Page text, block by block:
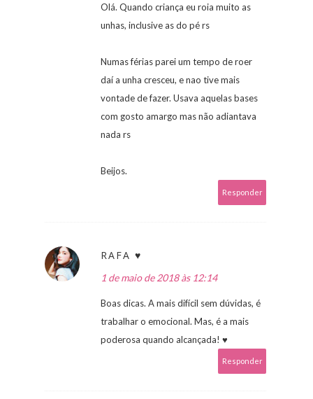
Olá. Quando criança eu roia muito as
unhas, inclusive as do pé rs
Numas férias parei um tempo de roer
daí a unha cresceu, e nao tive mais
vontade de fazer. Usava aquelas bases
com gosto amargo mas não adiantava
nada rs
Beijos.
Responder
RAFA ♥
1 de maio de 2018 às 12:14
Boas dicas. A mais difícil sem dúvidas, é
trabalhar o emocional. Mas, é a mais
poderosa quando alcançada! ♥
Responder